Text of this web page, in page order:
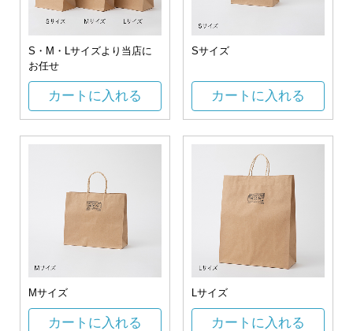
S・M・Lサイズより当店に
お任せ
カートに入れる
Sサイズ
カートに入れる
Mサイズ
カートに入れる
Lサイズ
カートに入れる